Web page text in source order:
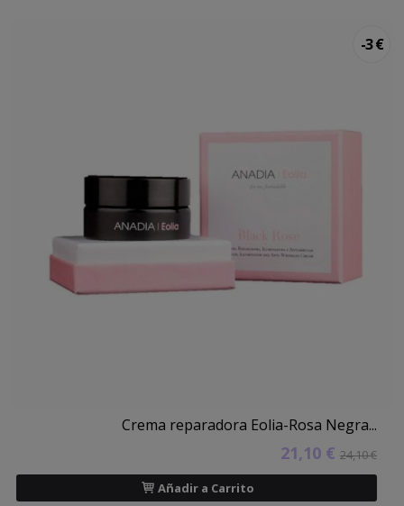
-3 €
Crema reparadora Eolia-Rosa Negra...
21,10 € 24,10 €
Añadir a Carrito